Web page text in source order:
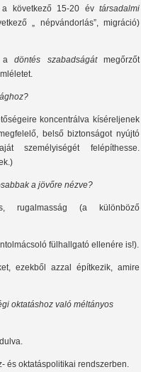
a következő 15-20 évtársadalmi
„ népvándorlás”, migráció)
adöntés szabadságátmegőrzőt
koncentrálva kíséreljenek
belső biztonságot nyújtó
személyiségét felépíthesse.
a jövőre nézve?
rugalmasság (a különböző
fülhallgató ellenére is!).
ezekből azzal építkezik, amire
oktatáshoz való méltányos
és oktatáspolitikai rendszerben.